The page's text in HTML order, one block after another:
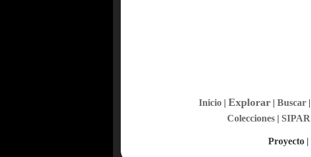
Inicio| Explorar| Buscar|
Colecciones| SIPAR
Proyecto |